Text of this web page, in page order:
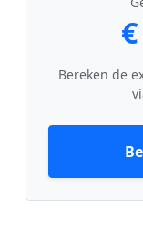
Bereken de